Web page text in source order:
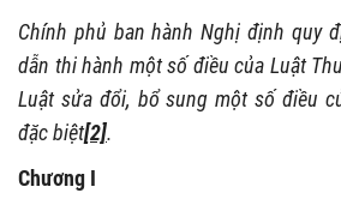
Chính phủ ban hành Nghị định quy
dẫn thi hành một số điều của Luật
Luật sửa đổi, bổ sung một số điều
đặc biệt[2].
Chương I